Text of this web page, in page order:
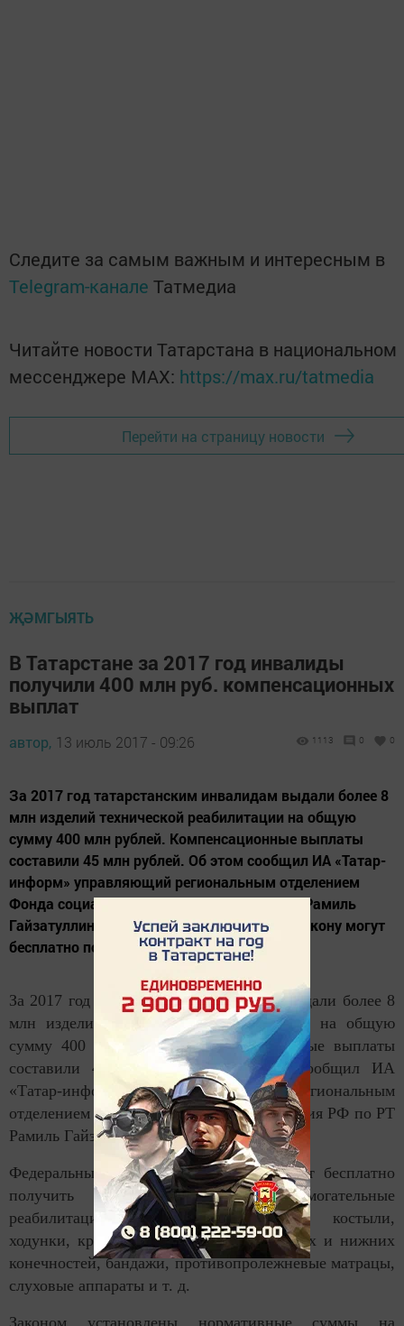
Следите за самым важным и интересным в
Telegram-канале Татмедиа
Читайте новости Татарстана в национальном
мессенджере MАХ: https://max.ru/tatmedia
Перейти на страницу новости
ҖӘМГЫЯТЬ
В Татарстане за 2017 год инвалиды
получили 400 млн руб. компенсационных
выплат
автор, 13 июль 2017 - 09:26 1113 0 0
За 2017 год татарстанским инвалидам выдали более 8
млн изделий технической реабилитации на общую
сумму 400 млн рублей. Компенсационные выплаты
составили 45 млн рублей. Об этом сообщил ИА «Татар-
информ» управляющий региональным отделением
Фонда социального страхования РФ по РТ Рамиль
Гайзатуллин. Федеральные льготники по закону могут
бесплатно получить основные и малые...
За 2017 год татарстанским инвалидам выдали более 8
млн изделий технической реабилитации на общую
сумму 400 млн рублей. Компенсационные выплаты
составили 45 млн рублей. Об этом сообщил ИА
«Татар-информ» управляющий региональным
отделением Фонда социального страхования РФ по РТ
Рамиль Гайзатуллин.
Федеральные льготники по закону могут бесплатно
получить основные и малые вспомогательные
реабилитационные средства: трости, костыли,
ходунки, кресла-коляски, протезы верхних и нижних
конечностей, бандажи, противопролежневые матрацы,
слуховые аппараты и т. д.